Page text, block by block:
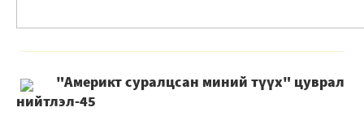
"Америкт суралцсан миний түүх" цуврал
нийтлэл-45